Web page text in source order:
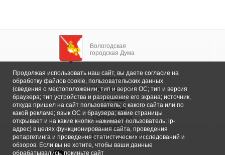
Вологодская
городская Дума
Главная
Общие сведения
Депутаты
Комитеты
График приема
Контакты
Депутатские объединения
Продолжая использовать наш сайт, вы даете согласие на
обработку файлов cookie, пользовательских данных
(сведения о местоположении; тип и версия ОС; тип и версия
браузера; тип устройства и разрешение его экрана; источник,
откуда пришел на сайт пользователь; с какого сайта или по
какой рекламе; язык ОС и браузера; какие страницы
открывает и на какие кнопки нажимает пользователь; ip-
адрес) в целях функционирования сайта, проведения
ретаргетинга и проведения статистических исследований и
обзоров. Если вы не хотите, чтобы ваши данные
обрабатывались, покиньте сайт